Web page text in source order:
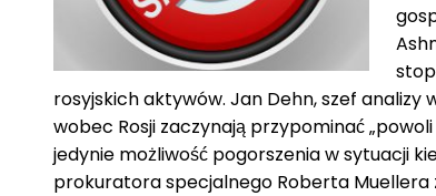
rosyjskich aktywów. Jan Dehn, szef analizy
wobec Rosji zaczynają przypominać
jedynie możliwość pogorszenia w sytuacji
prokuratora specjalnego Roberta Muellera